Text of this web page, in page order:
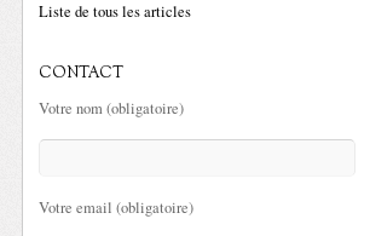
Liste de tous les articles
CONTACT
Votre nom (obligatoire)
Votre email (obligatoire)